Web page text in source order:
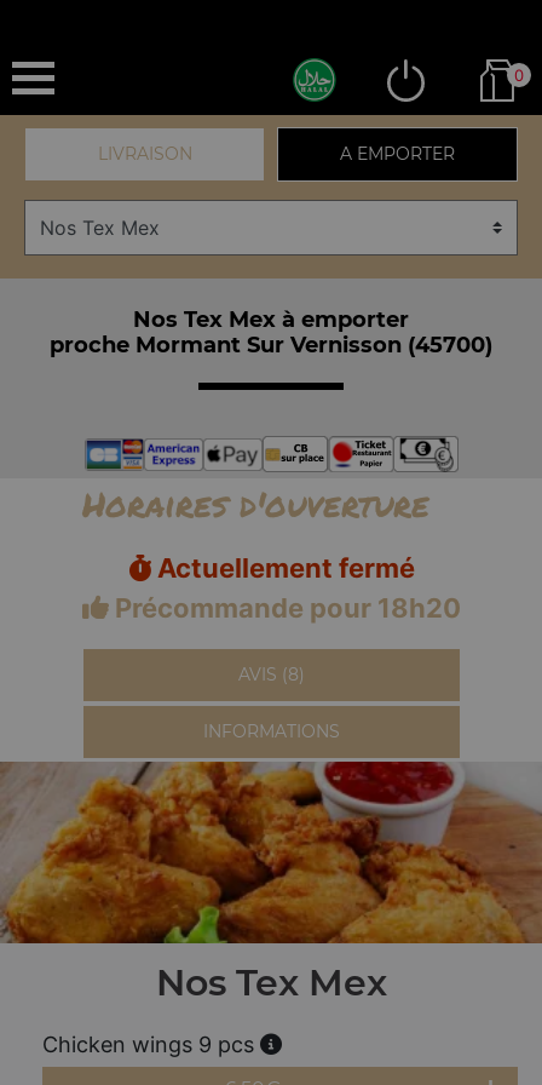
0
LIVRAISON A EMPORTER
Nos Tex Mex à emporter
proche Mormant Sur Vernisson (45700)
Horaires d'ouverture
Actuellement fermé
Précommande pour 18h20
AVIS (8)
INFORMATIONS
Nos Tex Mex
Chicken wings 9 pcs